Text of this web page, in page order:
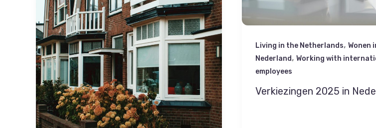
Living in the Netherlands,Wonen
Nederland,Working with
employees
Verkiezingen 2025 in